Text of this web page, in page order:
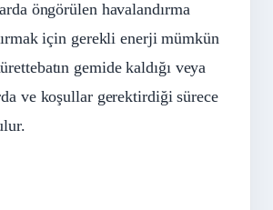
öngörülen havalandırma
için gerekli enerji mümkün
gemide kaldığı veya
ve koşullar gerektirdiği sürece